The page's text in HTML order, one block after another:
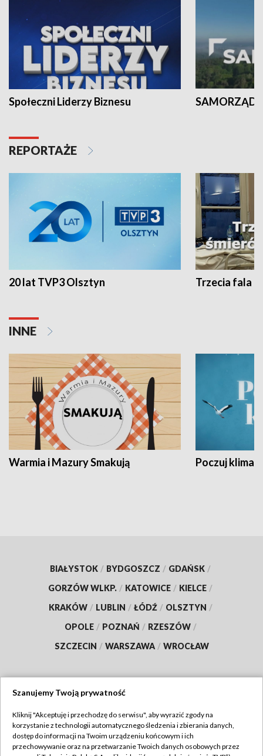
Społeczni Liderzy Biznesu SAMORZĄD
REPORTAŻE
20 lat TVP3 Olsztyn Trzecia fala -
INNE
Warmia i Mazury Smakują Poczuj klimat
BIAŁYSTOK / BYDGOSZCZ / GDAŃSK /
GORZÓW WLKP. / KATOWICE / KIELCE /
KRAKÓW / LUBLIN / ŁÓDŹ / OLSZTYN /
OPOLE / POZNAŃ / RZESZÓW /
SZCZECIN / WARSZAWA / WROCŁAW
TVP
Abonament TVP
Regulamin TVP
Szanujemy Twoją prywatność
Kliknij "Akceptuję i przechodzę do serwisu", aby wyrazić zgody na
korzystanie z technologii automatycznego śledzenia i zbierania danych,
dostęp do informacji na Twoim urządzeniu końcowym i ich
przechowywanie oraz na przetwarzanie Twoich danych osobowych przez